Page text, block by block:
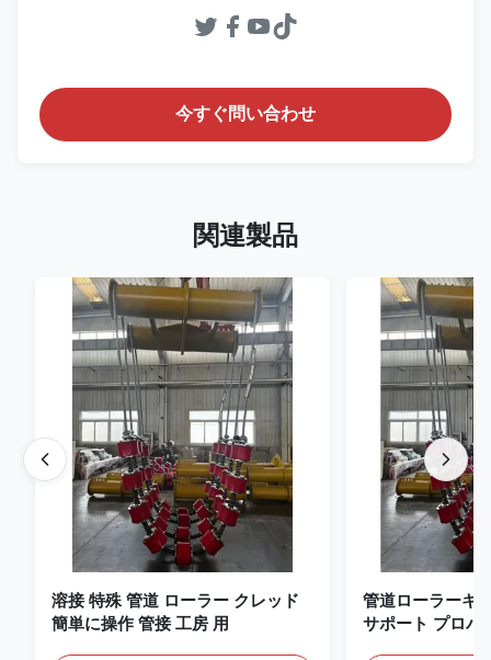
今すぐ問い合わせ
関連製品
溶接 特殊 管道 ローラー クレッド
簡単に操作 管接 工房 用
管道ローラーキ
サポート プロパ